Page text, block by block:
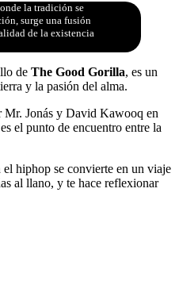
la tradición se
surge una fusión
de la existencia
de The Good Gorilla, es un
y la pasión del alma.
Mr. Jonás y David Kawooq en
el punto de encuentro entre la
hiphop se convierte en un viaje
al llano, y te hace reflexionar